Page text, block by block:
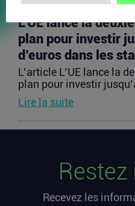
L’UE lance la
plan pour investir
d’euros dans les
L’article L’UE lance la
plan pour investir
Lire la suite
millions d’euros
L’article Les startups
premier sur...
Restez
Recevez les